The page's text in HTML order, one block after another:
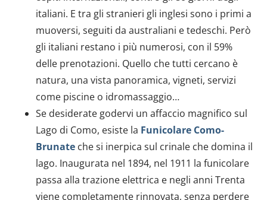
italiani. E tra gli stranieri gli inglesi sono i primi a
muoversi, seguiti da australiani e tedeschi. Però
gli italiani restano i più numerosi, con il 59%
delle prenotazioni. Quello che tutti cercano è
natura, una vista panoramica, vigneti, servizi
come piscine o idromassaggio…
Se desiderate godervi un affaccio magnifico sul
Lago di Como, esiste la Funicolare Como-
Brunate che si inerpica sul crinale che domina il
lago. Inaugurata nel 1894, nel 1911 la funicolare
passa alla trazione elettrica e negli anni Trenta
viene completamente rinnovata, senza perdere